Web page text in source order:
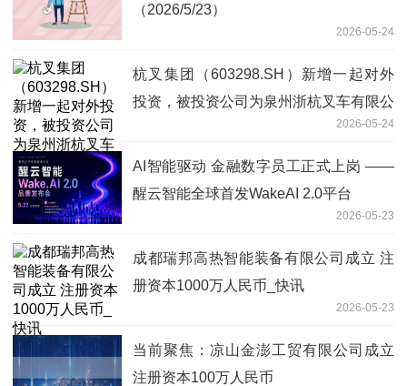
（2026/5/23）
2026-05-24
杭叉集团（603298.SH）新增一起对外
投资，被投资公司为泉州浙杭叉车有限公
2026-05-24
AI智能驱动 金融数字员工正式上岗 ——
醒云智能全球首发WakeAI 2.0平台
2026-05-23
成都瑞邦高热智能装备有限公司成立 注
册资本1000万人民币_快讯
2026-05-23
当前聚焦：凉山金澎工贸有限公司成立
注册资本100万人民币